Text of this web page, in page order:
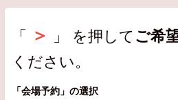
「 ＞ 」 を押して ご希
ください。
「会場予約 」の選択